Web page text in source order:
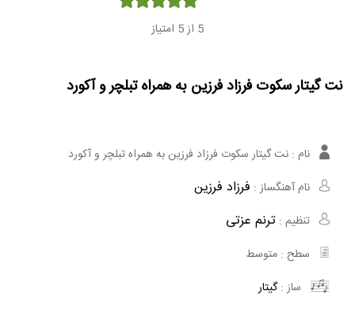
5 از 5 امتیاز
نت گیتار سکوت فرزاد فرزین به همراه تبلچر و آکورد
نام : نت گیتار سکوت فرزاد فرزین به همراه تبلچر و آکورد
نام آهنگساز : فرزاد فرزین
تنظیم : ترنم عزتی
سطح : متوسط
ساز :گیتار